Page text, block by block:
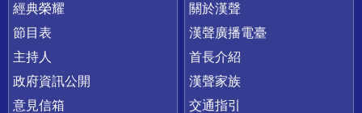
快速連結
經典榮耀
節目表
主持人
政府資訊公開
意見信箱
關於漢聲
漢聲廣播電臺
首長介紹
漢聲家族
交通指引